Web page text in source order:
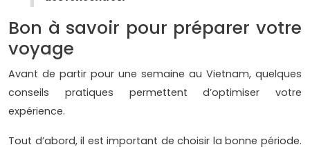
Bon à savoir pour préparer votre
voyage
Avant de partir pour une semaine au Vietnam, quelques
conseils pratiques permettent d’optimiser votre
expérience.
Tout d’abord, il est important de choisir la bonne période.